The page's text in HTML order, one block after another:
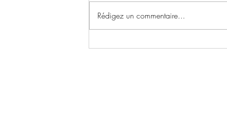
Rédigez un commentaire...